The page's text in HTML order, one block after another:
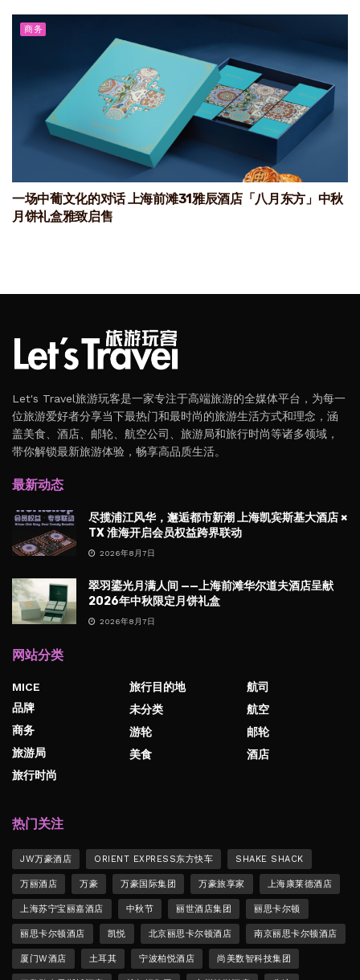
商务
一场中葡文化的对话 上海前滩31雅辰酒店「八月东方」中秋
月饼礼盒雅致启售
Let's Travel旅游玩客是一家专注于高端旅游的全媒体平台，为每一
位旅游爱好者分享当下最热门和最时尚的旅游生活方式和理念，涵
盖美食、酒店、邮轮、航空公司、旅游局和旅行时尚等诸多领域，
带你解锁最新旅游体验，畅享高品质生活。
最新动态
尽揽浦江风华，邂逅都市新潮 上海凯宾斯基大酒店 ×
TX 淮海开启会员权益跨界联动
2026年8月7日
翠羽鎏光月满人间 ——上海前滩华尔道夫酒店呈献
2026年中秋限定月饼礼盒
2026年8月7日
网站分类
MICE
品牌
商务
旅游局
旅行时尚
旅行目的地
未分类
游轮
美食
航司
航空
邮轮
酒店
热门关注
JW万豪酒店 ORIENT EXPRESS东方快车 SHAKE SHACK
万丽酒店 万豪 万豪国际集团 万豪旅享家 上海康莱德酒店
上海苏宁宝丽嘉酒店 中秋节 丽世酒店集团 丽思卡尔顿
丽思卡尔顿酒店 凯悦 北京丽思卡尔顿酒店 南京丽思卡尔顿酒店
厦门W酒店 土耳其 宁波柏悦酒店 尚美数智科技集团